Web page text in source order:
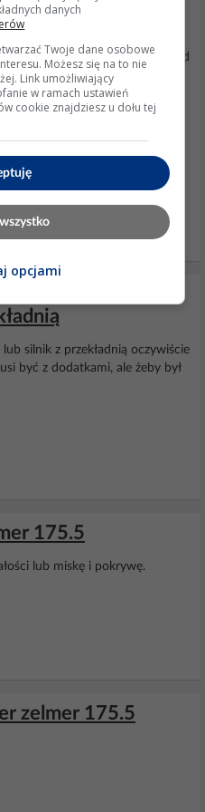
lepszy?
Osobiście używam Brauna od
nie ma, wtedy była to
był metalowy blender
Wszystko działa bez
polecam - w końcu to nr
Zelmer 175.5
silnik z przekładnią oczywiście
być z dodatkami, ale żeby był
175.5
lub miskę i pokrywę.
zelmer 175.5
danych
Twoje dane osobowe
Możesz się na to nie
Link umożliwiający
w ramach ustawień
cookie znajdziesz u dołu tej
opcjami